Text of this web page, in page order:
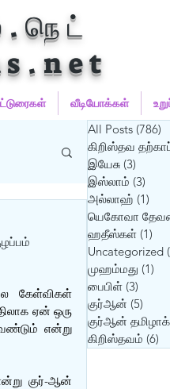
வீடியோக்கள்
கேள்விகள்
ஏன் ஒரு
என்று
குர்-ஆன்
All Posts (786)
கிறிஸ்தவ
இயேசு (3)
இஸ்லாம் (3)
அல்லாஹ் (1)
யெகோவா
ஹதீஸ்கள் (1)
Uncategorized
முஹம்மது (1)
பைபிள் (3)
குர்‍ஆன் (5)
குர்‍ஆன்
கிறிஸ்தவம் (6)